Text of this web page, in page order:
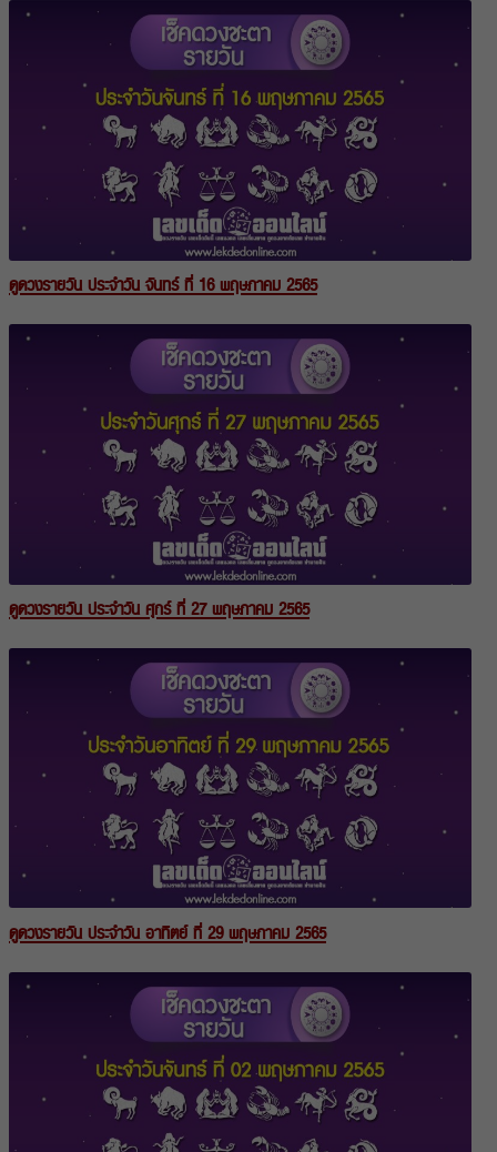
ดูดวงรายวัน ประจำวัน จันทร์ ที่ 16 พฤษภาคม 2565
ดูดวงรายวัน ประจำวัน ศุกร์ ที่ 27 พฤษภาคม 2565
ดูดวงรายวัน ประจำวัน อาทิตย์ ที่ 29 พฤษภาคม 2565